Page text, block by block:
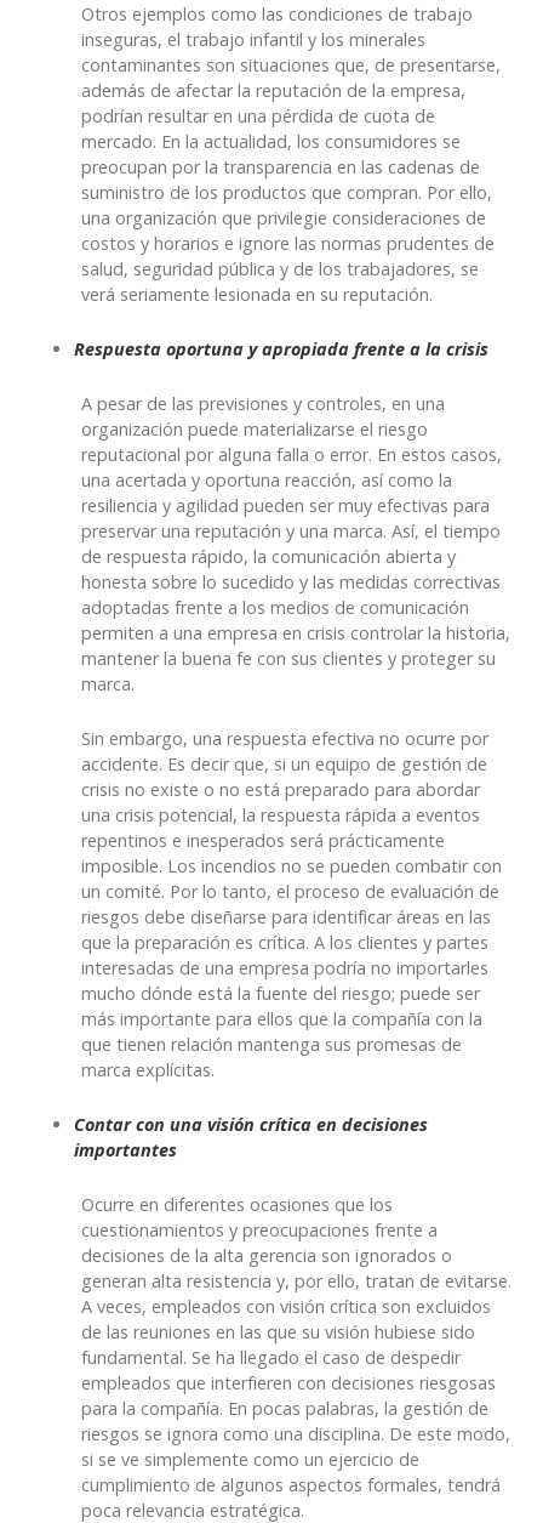
Otros ejemplos como las condiciones de trabajo
inseguras, el trabajo infantil y los minerales
contaminantes son situaciones que, de presentarse,
además de afectar la reputación de la empresa,
podrían resultar en una pérdida de cuota de
mercado. En la actualidad, los consumidores se
preocupan por la transparencia en las cadenas de
suministro de los productos que compran. Por ello,
una organización que privilegie consideraciones de
costos y horarios e ignore las normas prudentes de
salud, seguridad pública y de los trabajadores, se
verá seriamente lesionada en su reputación.
Respuesta oportuna y apropiada frente a la crisis
A pesar de las previsiones y controles, en una
organización puede materializarse el riesgo
reputacional por alguna falla o error. En estos casos,
una acertada y oportuna reacción, así como la
resiliencia y agilidad pueden ser muy efectivas para
preservar una reputación y una marca. Así, el tiempo
de respuesta rápido, la comunicación abierta y
honesta sobre lo sucedido y las medidas correctivas
adoptadas frente a los medios de comunicación
permiten a una empresa en crisis controlar la historia,
mantener la buena fe con sus clientes y proteger su
marca.
Sin embargo, una respuesta efectiva no ocurre por
accidente. Es decir que, si un equipo de gestión de
crisis no existe o no está preparado para abordar
una crisis potencial, la respuesta rápida a eventos
repentinos e inesperados será prácticamente
imposible. Los incendios no se pueden combatir con
un comité. Por lo tanto, el proceso de evaluación de
riesgos debe diseñarse para identificar áreas en las
que la preparación es crítica. A los clientes y partes
interesadas de una empresa podría no importarles
mucho dónde está la fuente del riesgo; puede ser
más importante para ellos que la compañía con la
que tienen relación mantenga sus promesas de
marca explícitas.
Contar con una visión crítica en decisiones
importantes
Ocurre en diferentes ocasiones que los
cuestionamientos y preocupaciones frente a
decisiones de la alta gerencia son ignorados o
generan alta resistencia y, por ello, tratan de evitarse.
A veces, empleados con visión crítica son excluidos
de las reuniones en las que su visión hubiese sido
fundamental. Se ha llegado el caso de despedir
empleados que interfieren con decisiones riesgosas
para la compañía. En pocas palabras, la gestión de
riesgos se ignora como una disciplina. De este modo,
si se ve simplemente como un ejercicio de
cumplimiento de algunos aspectos formales, tendrá
poca relevancia estratégica.